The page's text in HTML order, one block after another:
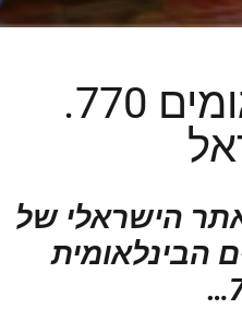
חברת תרגומים 770.
הישראלי של
הבינלאומית